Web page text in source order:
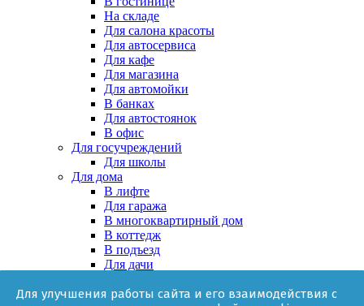
Для улучшения работы сайта и его взаимодействия с
На складе
Для салона красоты
Для автосервиса
Для кафе
Для магазина
Для автомойки
В банках
Для автостоянок
В офис
Для госучреждений
Для школы
Для дома
В лифте
Для гаража
В многоквартирный дом
В коттедж
В подъезд
Для дачи
За няней